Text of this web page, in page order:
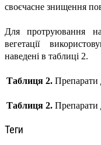
своєчасне знищення
Для протруювання
вегетації
наведені в таблиці 2.
Таблиця 2.Препарати
Таблиця 2.Препарати
Теги